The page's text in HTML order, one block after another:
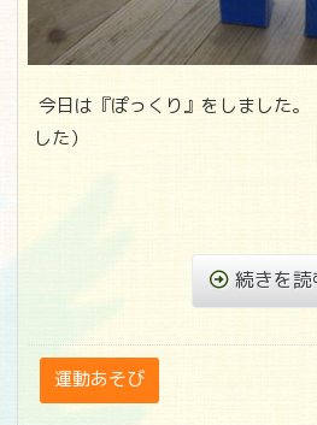
今日は『ぽっくり』をしました。
した）
続きを読
運動あそび